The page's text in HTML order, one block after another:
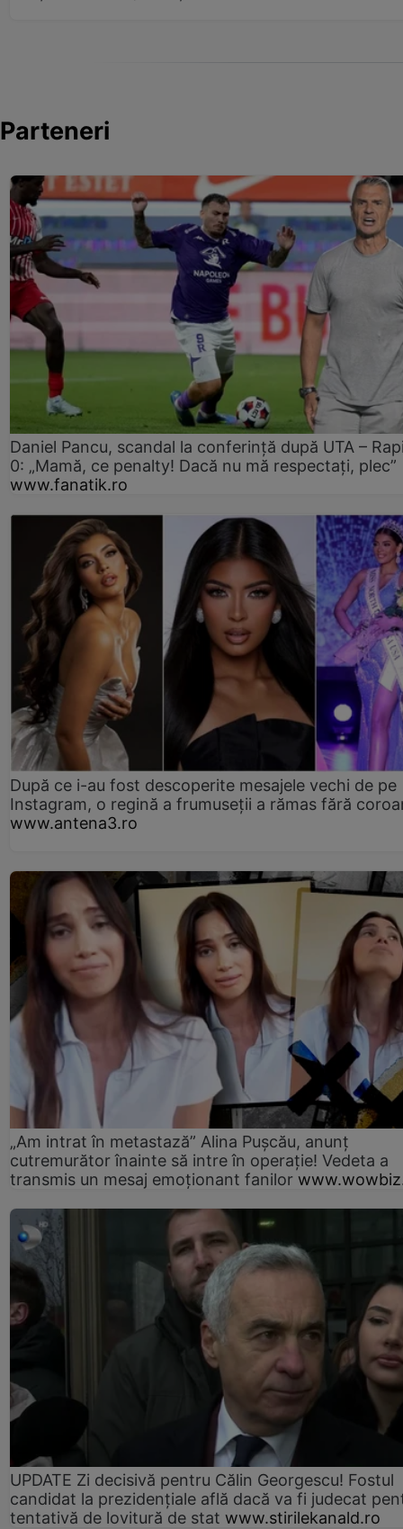
Parteneri
Daniel Pancu, scandal la conferință după UTA –
0: „Mamă, ce penalty! Dacă nu mă respectați, plec”
www.fanatik.ro
După ce i-au fost descoperite mesajele vechi de pe
Instagram, o regină a frumuseții a rămas fără
www.antena3.ro
„Am intrat în metastază” Alina Pușcău, anunț
cutremurător înainte să intre în operație! Vedeta a
transmis un mesaj emoționant fanilor
UPDATE Zi decisivă pentru Călin Georgescu! Fostul
candidat la prezidențiale află dacă va fi judecat
tentativă de lovitură de stat www.stirilekanald.ro